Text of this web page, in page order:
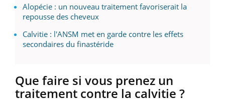
Alopécie : un nouveau traitement favoriserait la
repousse des cheveux
Calvitie : l'ANSM met en garde contre les effets
secondaires du finastéride
Que faire si vous prenez un
traitement contre la calvitie ?